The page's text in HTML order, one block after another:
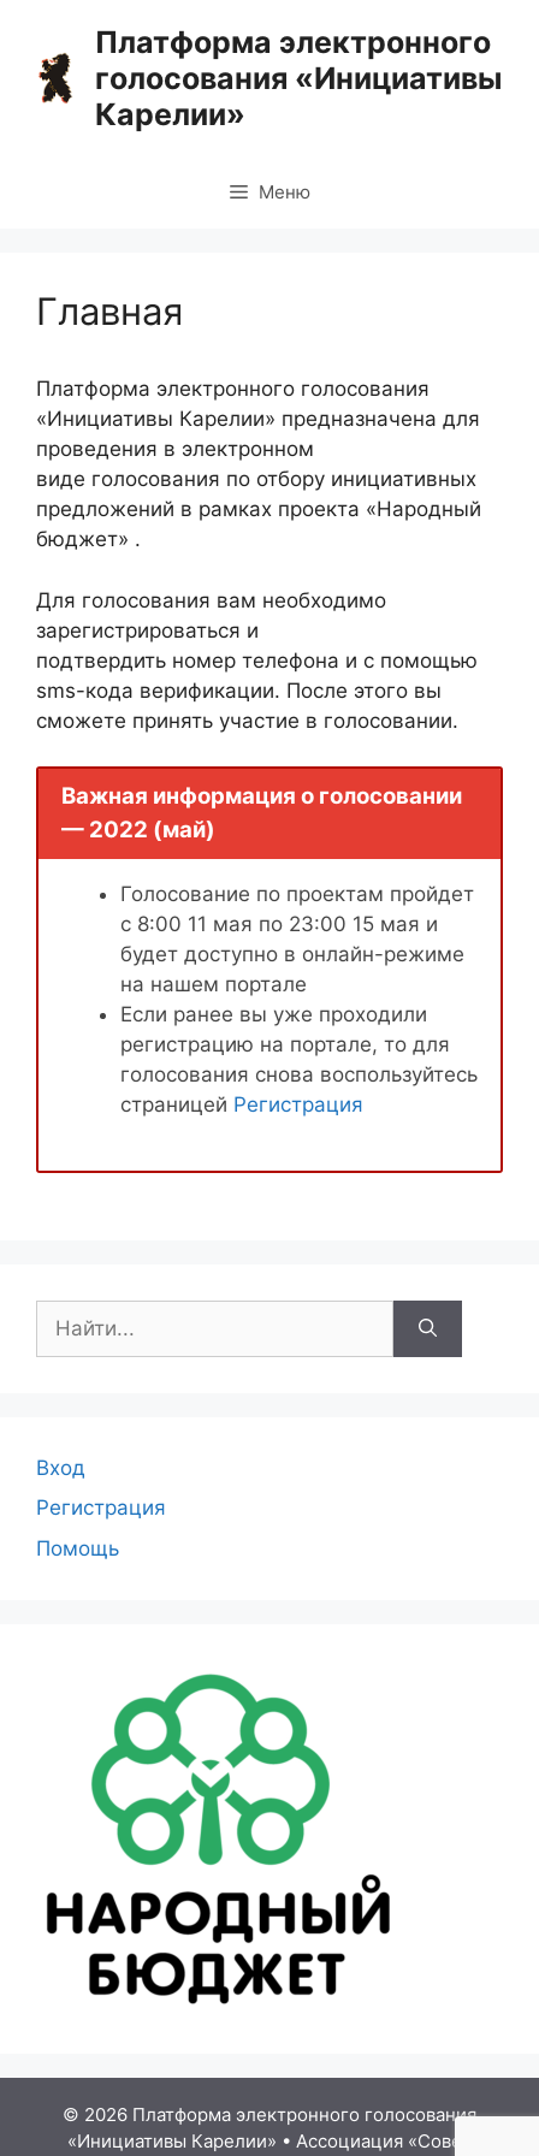
содержимому
Платформа электронного
голосования «Инициативы
Карелии»
Меню
Главная
Платформа электронного голосования
«Инициативы Карелии» предназначена для
проведения в электронном
виде голосования по отбору инициативных
предложений в рамках проекта «Народный
бюджет» .
Для голосования вам необходимо
зарегистрироваться и
подтвердить номер телефона и с помощью
sms-кода верификации. После этого вы
сможете принять участие в голосовании.
Важная информация о голосовании
— 2022 (май)
Голосование по проектам пройдет
с 8:00 11 мая по 23:00 15 мая и
будет доступно в онлайн-режиме
на нашем портале
Если ранее вы уже проходили
регистрацию на портале, то для
голосования снова воспользуйтесь
страницей Регистрация
Вход
Регистрация
Помощь
© 2026 Платформа электронного голосования
«Инициативы Карелии» • Ассоциация «Совет